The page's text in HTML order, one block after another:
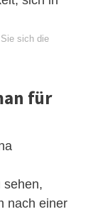
sich die
für
sehen,
nach einer